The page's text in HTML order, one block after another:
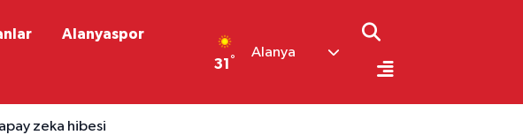
Alanyaspor
31 °
Alanya
zeka hibesi